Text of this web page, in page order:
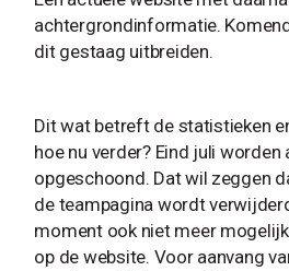
achtergrondinformatie.
dit gestaag uitbreiden.
Dit wat betreft de statistieken
hoe nu verder? Eind juli worden
opgeschoond. Dat wil zeggen
de teampagina wordt
moment ook niet meer
op de website. Voor aanvang